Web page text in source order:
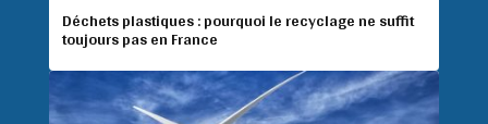
Déchets plastiques : pourquoi le recyclage ne suffit
toujours pas en France